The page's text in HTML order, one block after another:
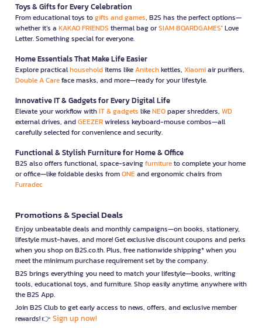
Toys & Gifts for Every Celebration
From educational toys togifts and games, B2S has the perfect options—
whether it’s a KAKAO FRIENDS thermal bag orSIAM BOARDGAMES’ Love
Letter. Something special for everyone.
Home Essentials That Make Life Easier
Explore practicalhouseholditems likeAnitechkettles, Xiaomiair purifiers,
Double A Careface masks, and more—ready for your lifestyle.
Innovative IT & Gadgets for Every Digital Life
Elevate your workflow withIT & gadgets likeNEOpaper shredders, WD
external drives, andGEEZERwireless keyboard-mouse combos—all
carefully selected for convenience and security.
Functional & Stylish Furniture for Home & Office
B2S also offers functional, space-savingfurnitureto complete your home
or office—like foldable desks fromONEand ergonomic chairs from
Furradec
Promotions & Special Deals
Enjoy unbeatable deals and monthly campaigns—on books, stationery,
lifestyle must-haves, and more! Get exclusive discount coupons and perks
when you shop on B2S.co.th. Plus, free nationwide shipping* when you
meet the minimum purchase requirement set by the company.
B2S brings everything you need to match your lifestyle—books, writing
tools, educational toys, and furniture. Shop easily anytime, anywhere with
the B2S App.
Join B2S Club to get early access to news, offers, and exclusive member
rewards! 👉 Sign up now!